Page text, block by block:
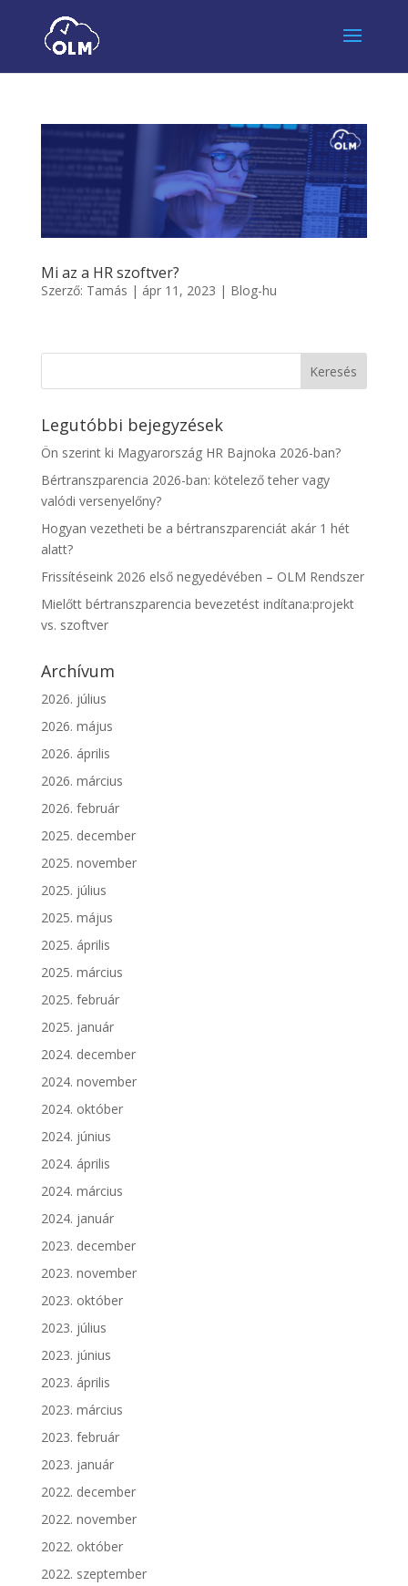
Mi az a HR szoftver?
Szerző: Tamás | ápr 11, 2023 | Blog-hu
Legutóbbi bejegyzések
Ön szerint ki Magyarország HR Bajnoka 2026-ban?
Bértranszparencia 2026-ban: kötelező teher vagy
valódi versenyelőny?
Hogyan vezetheti be a bértranszparenciát akár 1 hét
alatt?
Frissítéseink 2026 első negyedévében – OLM Rendszer
Mielőtt bértranszparencia bevezetést indítana:projekt
vs. szoftver
Archívum
2026. július
2026. május
2026. április
2026. március
2026. február
2025. december
2025. november
2025. július
2025. május
2025. április
2025. március
2025. február
2025. január
2024. december
2024. november
2024. október
2024. június
2024. április
2024. március
2024. január
2023. december
2023. november
2023. október
2023. július
2023. június
2023. április
2023. március
2023. február
2023. január
2022. december
2022. november
2022. október
2022. szeptember